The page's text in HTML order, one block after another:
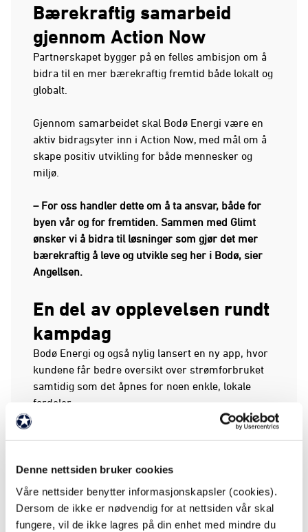
Denne nettsiden bruker cookies
Våre nettsider benytter informasjonskapsler (cookies).
Dersom de ikke er nødvendig for at nettsiden vår skal
fungere, vil de ikke lagres på din enhet med mindre du
Bærekraftig samarbeid
gjennom Action Now
Partnerskapet bygger på en felles ambisjon om å
bidra til en mer bærekraftig fremtid både lokalt og
globalt.
Gjennom samarbeidet skal Bodø Energi være en
aktiv bidragsyter inn i Action Now, med mål om å
skape positiv utvikling for både mennesker og
miljø.
– For oss handler dette om å ta ansvar, både for
byen vår og for fremtiden. Sammen med Glimt
ønsker vi å bidra til løsninger som gjør det mer
bærekraftig å leve og utvikle seg her i Bodø, sier
Angellsen.
En del av opplevelsen rundt
kampdag
Bodø Energi og også nylig lansert en ny app, hvor
kundene får bedre oversikt over strømforbruket
samtidig som det åpnes for noen enkle, lokale
fordeler.
hjemmekamp, samt små kampdagsfordeler som
gratis kaffe på Aspmyra.
Glimt-strøm